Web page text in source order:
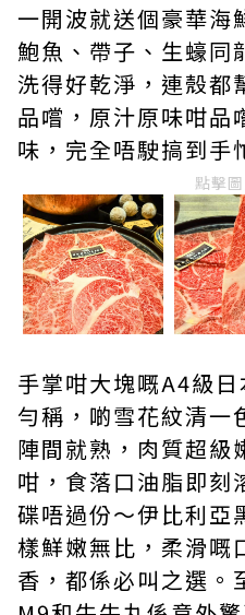
一開波就送個豪華海
鮑魚、帶子、生蠔同
洗得好乾淨，連殼都
品嚐，原汁原味咁品
味，完全唔駛搞到手
點擊
手掌咁大塊嘅A4級
勻稱，啲雪花紋清一
陣間就熟，肉質超級
咁，食落口油脂即刻
碟唔過份～伊比利亞
樣鮮嫩無比，柔滑嘅
香，都係必叫之選。